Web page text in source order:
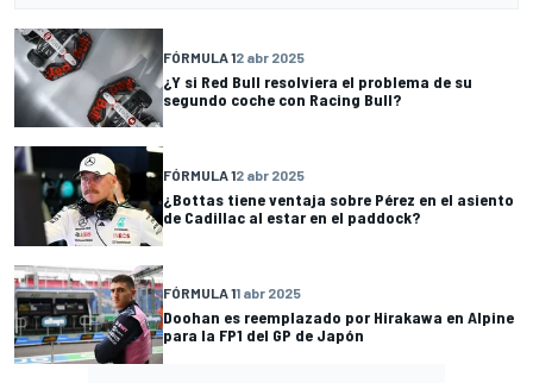
FÓRMULA 12 abr 2025
¿Y si Red Bull resolviera el problema de su
segundo coche con Racing Bull?
FÓRMULA 12 abr 2025
¿Bottas tiene ventaja sobre Pérez en el asiento
de Cadillac al estar en el paddock?
FÓRMULA 11 abr 2025
Doohan es reemplazado por Hirakawa en Alpine
para la FP1 del GP de Japón